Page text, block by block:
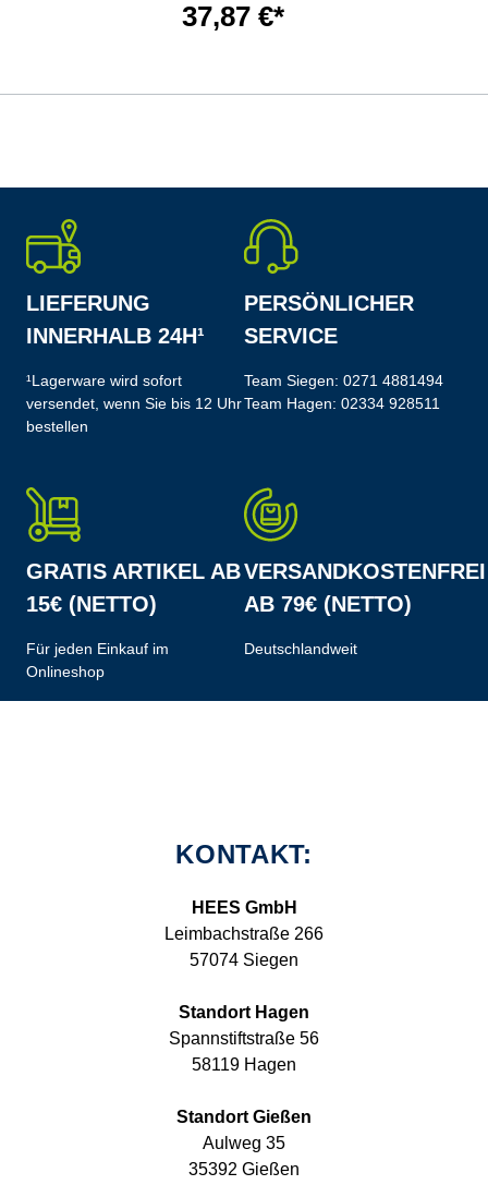
37,87 €*
LIEFERUNG
INNERHALB 24H¹
¹Lagerware wird sofort
versendet, wenn Sie bis 12 Uhr
bestellen
PERSÖNLICHER
SERVICE
Team Siegen: 0271 4881494
Team Hagen: 02334 928511
GRATIS ARTIKEL AB
15€ (NETTO)
Für jeden Einkauf im
Onlineshop
VERSANDKOSTENFREI
AB 79€ (NETTO)
Deutschlandweit
KONTAKT:
HEES GmbH
Leimbachstraße 266
57074 Siegen
Standort Hagen
Spannstiftstraße 56
58119 Hagen
Standort Gießen
Aulweg 35
35392 Gießen